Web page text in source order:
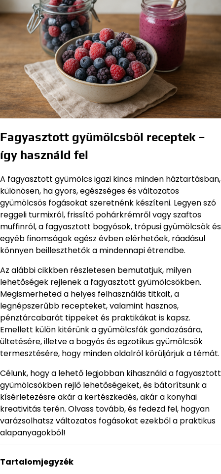
Fagyasztott gyümölcsből receptek –
így használd fel
A fagyasztott gyümölcs igazi kincs minden háztartásban,
különösen, ha gyors, egészséges és változatos
gyümölcsös fogásokat szeretnénk készíteni. Legyen szó
reggeli turmixról, frissítő pohárkrémről vagy szaftos
muffinról, a fagyasztott bogyósok, trópusi gyümölcsök és
egyéb finomságok egész évben elérhetőek, ráadásul
könnyen beilleszthetők a mindennapi étrendbe.
Az alábbi cikkben részletesen bemutatjuk, milyen
lehetőségek rejlenek a fagyasztott gyümölcsökben.
Megismerheted a helyes felhasználás titkait, a
legnépszerűbb recepteket, valamint hasznos,
pénztárcabarát tippeket és praktikákat is kapsz.
Emellett külön kitérünk a gyümölcsfák gondozására,
ültetésére, illetve a bogyós és egzotikus gyümölcsök
termesztésére, hogy minden oldalról körüljárjuk a témát.
Célunk, hogy a lehető legjobban kihasználd a fagyasztott
gyümölcsökben rejlő lehetőségeket, és bátorítsunk a
kísérletezésre akár a kertészkedés, akár a konyhai
kreativitás terén. Olvass tovább, és fedezd fel, hogyan
varázsolhatsz változatos fogásokat ezekből a praktikus
alapanyagokból!
Tartalomjegyzék